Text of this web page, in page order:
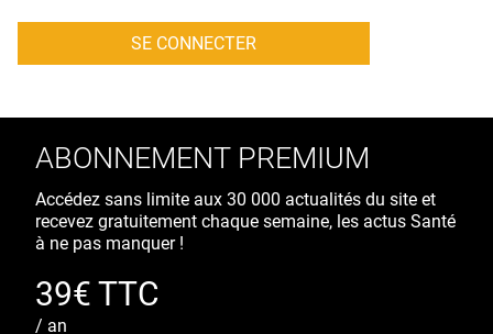
CRÉDITS
ABONNEMENT PREMIUM
Accédez sans limite aux 30 000 actualités du site et
recevez gratuitement chaque semaine, les actus Santé
à ne pas manquer !
39€ TTC
/ an